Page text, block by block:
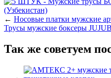
← Носовые платки мужские
Трусы мужские боксеры
Так же советуем